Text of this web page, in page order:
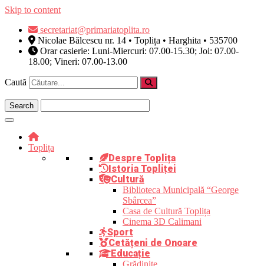
Skip to content
secretariat@primariatoplita.ro
Nicolae Bălcescu nr. 14 • Toplița • Harghita • 535700
Orar casierie: Luni-Miercuri: 07.00-15.30; Joi: 07.00-
18.00; Vineri: 07.00-13.00
Caută
Toplița
Despre Toplița
Istoria Topliței
Cultură
Biblioteca Municipală “George
Sbârcea”
Casa de Cultură Toplița
Cinema 3D Calimani
Sport
Cetățeni de Onoare
Educație
Grădinițe